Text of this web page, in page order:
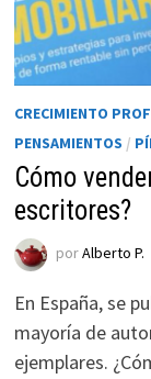
CRECIMIENTO
PENSAMIENTOS /
Cómo
escritores?
porAlberto P.
En España, se
mayoría de
ejemplares.
Necesarias
Estas
cookies no
opcionales.
Son
necesarias